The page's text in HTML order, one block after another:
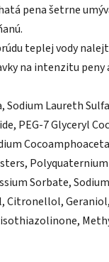
pena šetrne
teplej vody
na intenzitu
Sodium Laureth
PEG-7 Glyceryl
Sorbate,
Citronellol,